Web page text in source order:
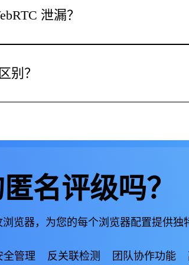
泄漏？
置为私有提供商，或者使用能自动路由
别？
最广泛的 IP 类型，采用 32 位格式（例如
名评级吗？
览器，为您的每个浏览器配置提供
全管理 反关联检测 团队协作功能